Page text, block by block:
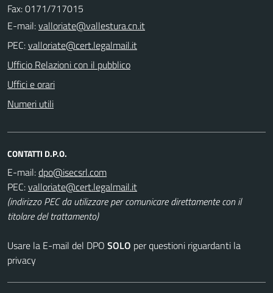
Fax: 0171/717015
E-mail:
PEC:
Ufficio Relazioni con il pubblico
Uffici e orari
Numeri utili
CONTATTI D.P.O.
E-mail:
PEC:
(indirizzo PEC da utilizzare per comunicare direttamente con il
titolare del trattamento)
Usare la E-mail del DPO SOLO per questioni riguardanti la
privacy